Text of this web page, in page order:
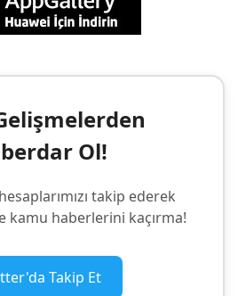
Ol!
takip ederek
kamu haberlerini kaçırma!
Takip Et